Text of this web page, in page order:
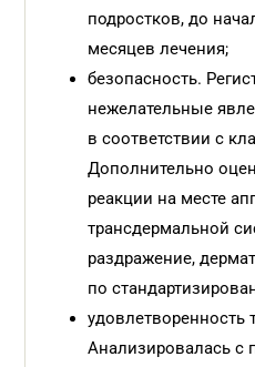
подростков, до
месяцев лечения;
безопасность.
нежелательные
в соответствии с
Дополнительно
реакции на месте
трансдермальной
раздражение,
по
удовлетворенность
Анализировалась